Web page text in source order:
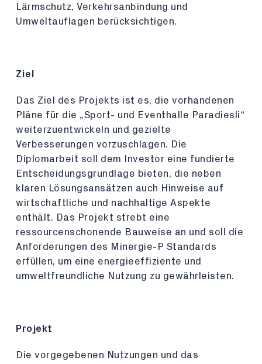
Lärmschutz, Verkehrsanbindung und
Umweltauflagen berücksichtigen.
Ziel
Das Ziel des Projekts ist es, die vorhandenen
Pläne für die „Sport- und Eventhalle Paradiesli“
weiterzuentwickeln und gezielte
Verbesserungen vorzuschlagen. Die
Diplomarbeit soll dem Investor eine fundierte
Entscheidungsgrundlage bieten, die neben
klaren Lösungsansätzen auch Hinweise auf
wirtschaftliche und nachhaltige Aspekte
enthält. Das Projekt strebt eine
ressourcenschonende Bauweise an und soll die
Anforderungen des Minergie-P Standards
erfüllen, um eine energieeffiziente und
umweltfreundliche Nutzung zu gewährleisten.
Projekt
Die vorgegebenen Nutzungen und das